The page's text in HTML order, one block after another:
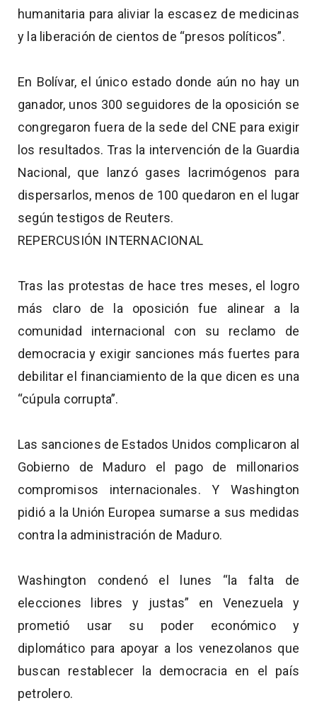
humanitaria para aliviar la escasez de medicinas
y la liberación de cientos de “presos políticos”.
En Bolívar, el único estado donde aún no hay un
ganador, unos 300 seguidores de la oposición se
congregaron fuera de la sede del CNE para exigir
los resultados. Tras la intervención de la Guardia
Nacional, que lanzó gases lacrimógenos para
dispersarlos, menos de 100 quedaron en el lugar
según testigos de Reuters.
REPERCUSIÓN INTERNACIONAL
Tras las protestas de hace tres meses, el logro
más claro de la oposición fue alinear a la
comunidad internacional con su reclamo de
democracia y exigir sanciones más fuertes para
debilitar el financiamiento de la que dicen es una
“cúpula corrupta”.
Las sanciones de Estados Unidos complicaron al
Gobierno de Maduro el pago de millonarios
compromisos internacionales. Y Washington
pidió a la Unión Europea sumarse a sus medidas
contra la administración de Maduro.
Washington condenó el lunes “la falta de
elecciones libres y justas” en Venezuela y
prometió usar su poder económico y
diplomático para apoyar a los venezolanos que
buscan restablecer la democracia en el país
petrolero.